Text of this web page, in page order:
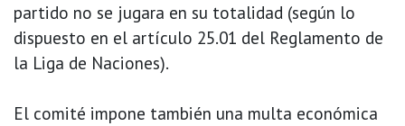
partido no se jugara en su totalidad (según lo
dispuesto en el artículo 25.01 del Reglamento de
la Liga de Naciones).
El comité impone también una multa económica